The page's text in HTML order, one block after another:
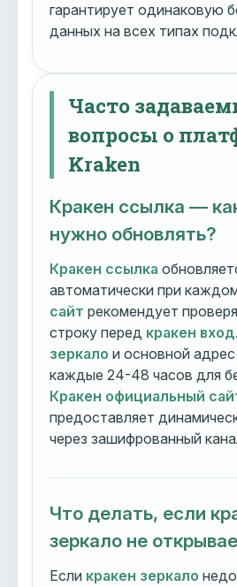
гарантирует одинаковую
данных на всех типах
Часто
вопросы о
Kraken
Кракен ссылка —
нужно обновлять?
Кракен ссылка
автоматически при
сайт рекомендует
строку перед кракен вход.
зеркало и основной
каждые 24-48 часов для
Кракен официальный
предоставляет
через зашифрованный
Что делать, если
зеркало не
Если кракен зеркало